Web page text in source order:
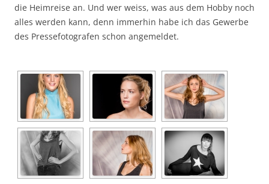
die Heimreise an. Und wer weiss, was aus dem Hobby noch
alles werden kann, denn immerhin habe ich das Gewerbe
des Pressefotografen schon angemeldet.